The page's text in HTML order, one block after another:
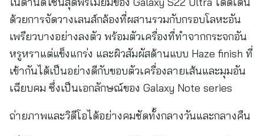
ด้วยการจัดวางเลนส์กล้องที่ผสานรวมกับกรอบโลหะอัน
เพรียวบางอย่างลงตัว พร้อมตัวเครื่องที่ทำจากกระจกอัน
หรูหราแต่แข็งแกร่ง และผิวสัมผัสด้านแบบ Haze finish ที่
เข้ากันได้เป็นอย่างดีกับขอบตัวเครื่องลายเส้นและมุมอัน
เฉียบคม ซึ่งเป็นเอกลักษณ์ของ Galaxy Note series
ถ่ายภาพและวิดีโอได้อย่างคมชัดทั้งกลางวันและกลางคืน